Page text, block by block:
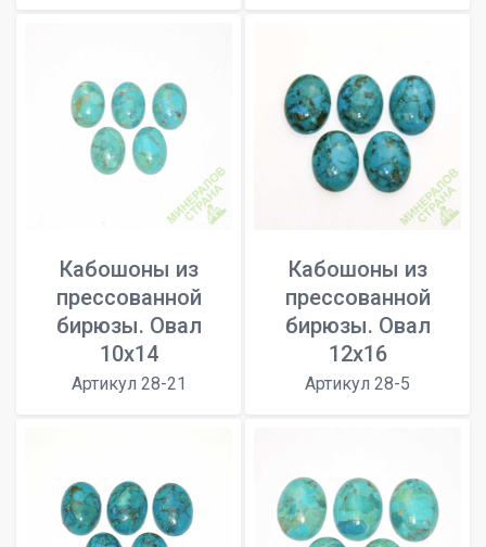
Кабошоны из
прессованной
бирюзы. Овал
10x14
Артикул 28-21
Кабошоны из
прессованной
бирюзы. Овал
12x16
Артикул 28-5